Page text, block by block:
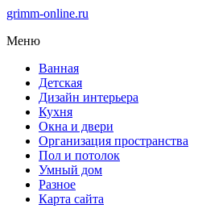
grimm-online.ru
Меню
Ванная
Детская
Дизайн интерьера
Кухня
Окна и двери
Организация пространства
Пол и потолок
Умный дом
Разное
Карта сайта